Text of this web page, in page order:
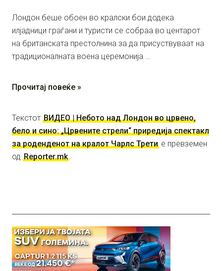
Лондон беше обоен во кралски бои додека
илјадници граѓани и туристи се собраа во центарот
на британската престолнина за да присуствуваат на
традиционалната воена церемонија …
Прочитај повеќе »
Текстот ВИДЕО | Небото над Лондон во црвено,
бело и сино: „Црвените стрели“ приредија спектакл
за роденденот на кралот Чарлс Трети е превземен
од Reporter.mk.